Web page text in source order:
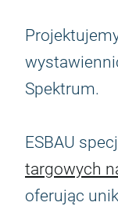
Spektrum.
ESBAU
targowych
oferując